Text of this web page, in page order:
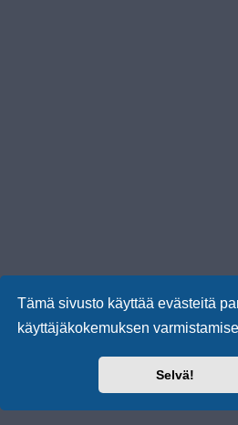
Tämä sivusto käyttää evästeitä
käyttäjäkokemuksen
Selvä!